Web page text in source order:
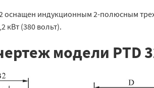
оснащен индукционным 2-полюсным
кВт (380 вольт).
модели PTD